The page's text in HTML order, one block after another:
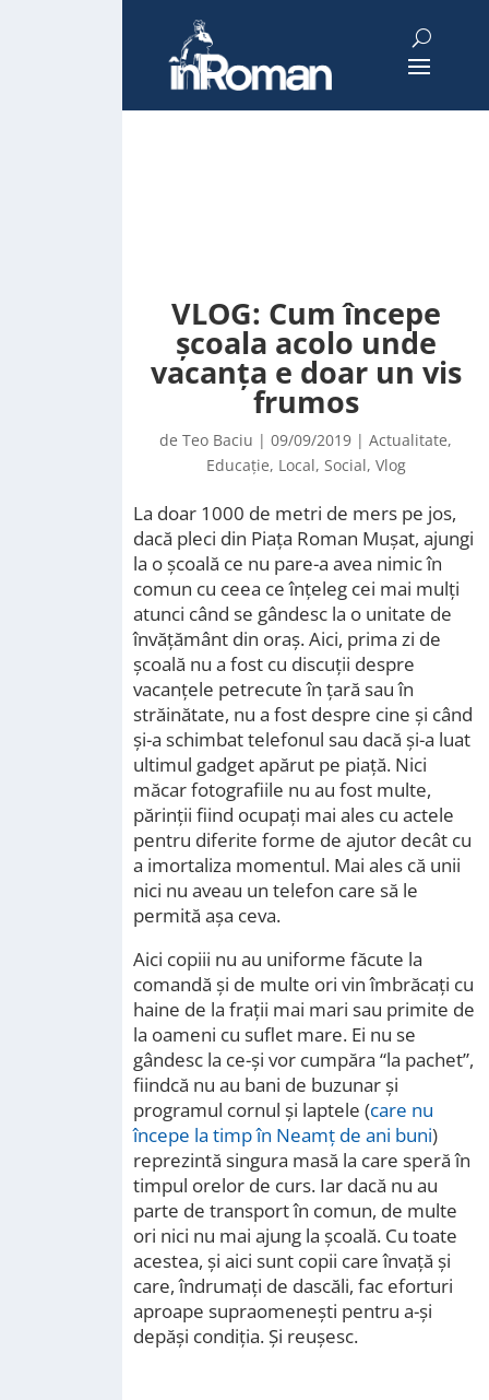
VLOG: Cum începe
școala acolo unde
vacanța e doar un vis
frumos
de Teo Baciu | 09/09/2019 | Actualitate,
Educație, Local, Social, Vlog
La doar 1000 de metri de mers pe jos,
dacă pleci din Piața Roman Mușat, ajungi
la o școală ce nu pare-a avea nimic în
comun cu ceea ce înțeleg cei mai mulți
atunci când se gândesc la o unitate de
învățământ din oraș. Aici, prima zi de
școală nu a fost cu discuții despre
vacanțele petrecute în țară sau în
străinătate, nu a fost despre cine și când
și-a schimbat telefonul sau dacă și-a luat
ultimul gadget apărut pe piață. Nici
măcar fotografiile nu au fost multe,
părinții fiind ocupați mai ales cu actele
pentru diferite forme de ajutor decât cu
a imortaliza momentul. Mai ales că unii
nici nu aveau un telefon care să le
permită așa ceva.
Aici copiii nu au uniforme făcute la
comandă și de multe ori vin îmbrăcați cu
haine de la frații mai mari sau primite de
la oameni cu suflet mare. Ei nu se
gândesc la ce-și vor cumpăra “la pachet”,
fiindcă nu au bani de buzunar și
programul cornul și laptele (care nu
începe la timp în Neamț de ani buni)
reprezintă singura masă la care speră în
timpul orelor de curs. Iar dacă nu au
parte de transport în comun, de multe
ori nici nu mai ajung la școală. Cu toate
acestea, și aici sunt copii care învață și
care, îndrumați de dascăli, fac eforturi
aproape supraomenești pentru a-și
depăși condiția. Și reușesc.